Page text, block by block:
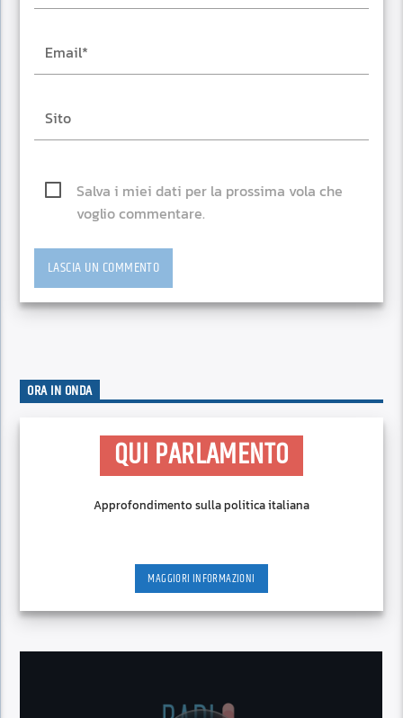
Salva i miei dati per la prossima vola che
voglio commentare.
ORA IN ONDA
QUI PARLAMENTO
Approfondimento sulla politica italiana
MAGGIORI INFORMAZIONI